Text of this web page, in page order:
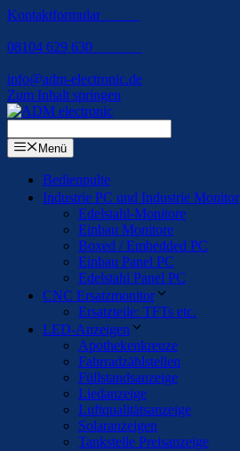
Kontaktformular
08104 629 630
info@adm-electronic.de
Zum Inhalt springen
Menü
Bedienpulte
Industrie PC und Industrie Monitor
Edelstahl-Monitore
Einbau Monitore
Boxed / Embedded PC
Einbau Panel PC
Edelstahl Panel PC
CNC Ersatzmonitor
Ersatzteile: TFTs etc.
LED-Anzeigen
Apothekenkreuze
Fahrradzählstellen
Füllstandsanzeige
Liedanzeige
Luftqualitätsanzeige
Solaranzeigen
Tankstelle Preisanzeige